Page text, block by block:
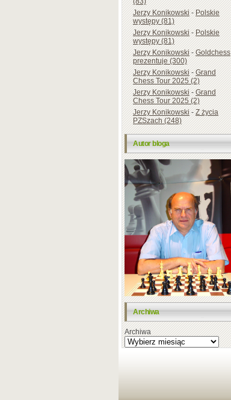
Jerzy Konikowski-Polskie
występy (81)
Jerzy Konikowski-Polskie
występy (81)
Jerzy Konikowski-Goldchess
prezentuje (300)
Jerzy Konikowski-Grand
Chess Tour 2025 (2)
Jerzy Konikowski-Grand
Chess Tour 2025 (2)
Jerzy Konikowski-Z życia
PZSzach (248)
Autor bloga
Archiwa
Archiwa